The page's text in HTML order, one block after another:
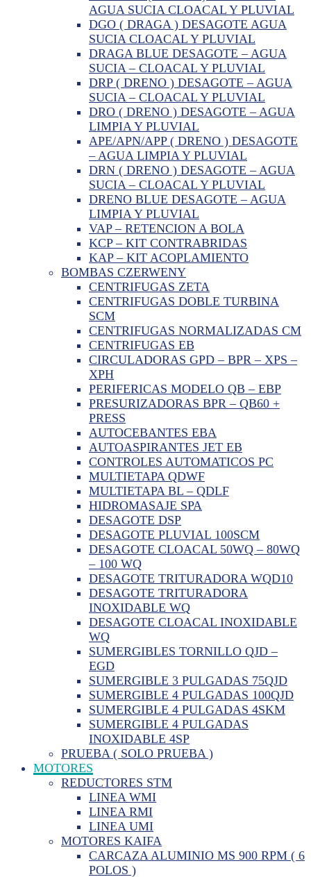
AGUA SUCIA CLOACAL Y PLUVIAL
DGO ( DRAGA ) DESAGOTE AGUA
SUCIA CLOACAL Y PLUVIAL
DRAGA BLUE DESAGOTE – AGUA
SUCIA – CLOACAL Y PLUVIAL
DRP ( DRENO ) DESAGOTE – AGUA
SUCIA – CLOACAL Y PLUVIAL
DRO ( DRENO ) DESAGOTE – AGUA
LIMPIA Y PLUVIAL
APE/APN/APP ( DRENO ) DESAGOTE
– AGUA LIMPIA Y PLUVIAL
DRN ( DRENO ) DESAGOTE – AGUA
SUCIA – CLOACAL Y PLUVIAL
DRENO BLUE DESAGOTE – AGUA
LIMPIA Y PLUVIAL
VAP – RETENCION A BOLA
KCP – KIT CONTRABRIDAS
KAP – KIT ACOPLAMIENTO
BOMBAS CZERWENY
CENTRIFUGAS ZETA
CENTRIFUGAS DOBLE TURBINA
SCM
CENTRIFUGAS NORMALIZADAS CM
CENTRIFUGAS EB
CIRCULADORAS GPD – BPR – XPS –
XPH
PERIFERICAS MODELO QB – EBP
PRESURIZADORAS BPR – QB60 +
PRESS
AUTOCEBANTES EBA
AUTOASPIRANTES JET EB
CONTROLES AUTOMATICOS PC
MULTIETAPA QDWF
MULTIETAPA BL – QDLF
HIDROMASAJE SPA
DESAGOTE DSP
DESAGOTE PLUVIAL 100SCM
DESAGOTE CLOACAL 50WQ – 80WQ
– 100 WQ
DESAGOTE TRITURADORA WQD10
DESAGOTE TRITURADORA
INOXIDABLE WQ
DESAGOTE CLOACAL INOXIDABLE
WQ
SUMERGIBLES TORNILLO QJD –
EGD
SUMERGIBLE 3 PULGADAS 75QJD
SUMERGIBLE 4 PULGADAS 100QJD
SUMERGIBLE 4 PULGADAS 4SKM
SUMERGIBLE 4 PULGADAS
INOXIDABLE 4SP
PRUEBA ( SOLO PRUEBA )
MOTORES
REDUCTORES STM
LINEA WMI
LINEA RMI
LINEA UMI
MOTORES KAIFA
CARCAZA ALUMINIO MS 900 RPM ( 6
POLOS )